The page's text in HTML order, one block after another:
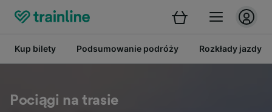
Kup bilety Podsumowanie podróży Rozkłady jazdy
Pociągi na trasie